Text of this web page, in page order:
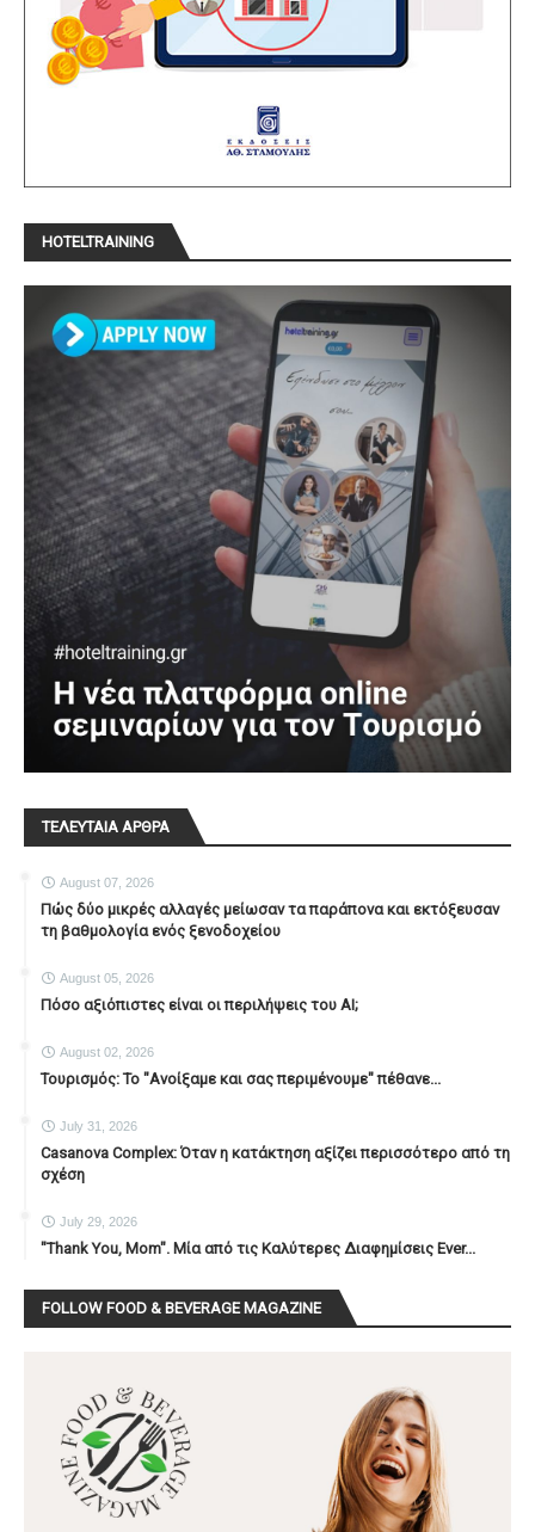
HOTELTRAINING
ΤΕΛΕΥΤΑΙΑ ΑΡΘΡΑ
August 07, 2026
Πώς δύο μικρές αλλαγές μείωσαν τα παράπονα και εκτόξευσαν
τη βαθμολογία ενός ξενοδοχείου
August 05, 2026
Πόσο αξιόπιστες είναι οι περιλήψεις του ΑΙ;
August 02, 2026
Τουρισμός: Το "Ανοίξαμε και σας περιμένουμε" πέθανε...
July 31, 2026
Casanova Complex: Όταν η κατάκτηση αξίζει περισσότερο από τη
σχέση
July 29, 2026
"Thank You, Mοm". Μία από τις Καλύτερες Διαφημίσεις Ever...
FOLLOW FOOD & BEVERAGE MAGAZINE